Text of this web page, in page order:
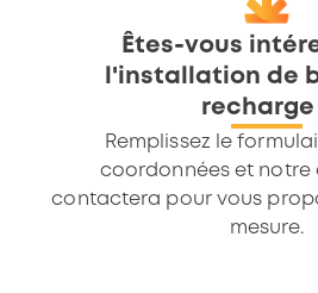
Êtes-vous
l'installation de
recharge
Remplissez le
coordonnées et notre
contactera pour vous
mesure.